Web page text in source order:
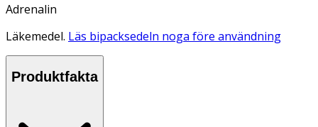
Adrenalin
Läkemedel. Läs bipacksedeln noga före användning
Produktfakta